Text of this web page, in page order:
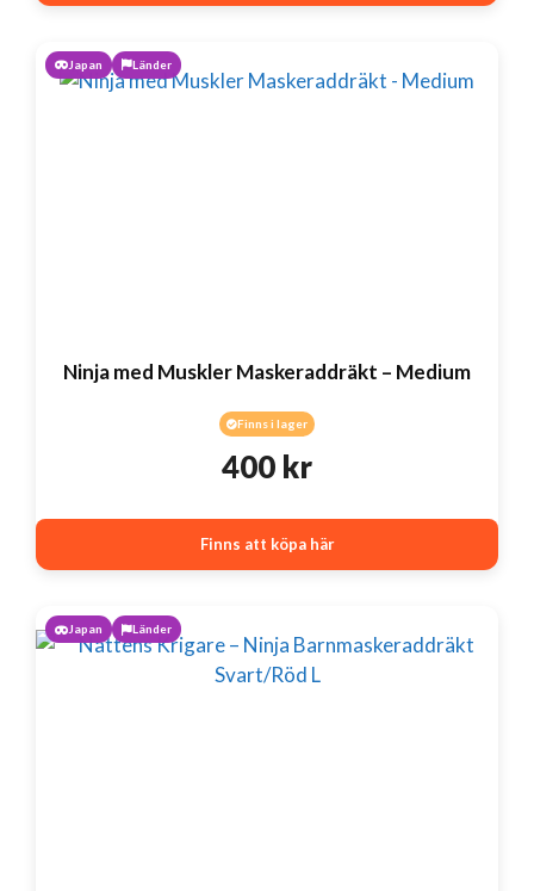
Japan Länder
Ninja med Muskler Maskeraddräkt – Medium
Finns i lager
400 kr
Finns att köpa här
Japan Länder